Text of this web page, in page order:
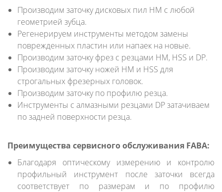
Производим заточку дисковых пил HM с любой
геометрией зубца.
Регенерируем инструменты методом замены
поврежденных пластин или напаек на новые.
Производим заточку фрез с резцами HM, HSS и DP.
Производим заточку ножей HM и HSS для
строгальных фрезерных головок.
Производим заточку по профилю резца.
Инструменты с алмазными резцами DP затачиваем
по задней поверхности резца.
Преимущества сервисного обслуживания FABA:
Благодаря оптическому измерению и контролю
профильный инструмент после заточки всегда
соответствует по размерам и по профилю